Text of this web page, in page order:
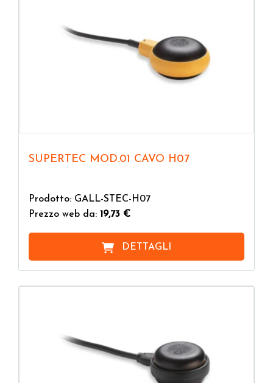
SUPERTEC MOD.01 CAVO H07
Prodotto: GALL-STEC-H07
Prezzo web da: 19,73 €
DETTAGLI